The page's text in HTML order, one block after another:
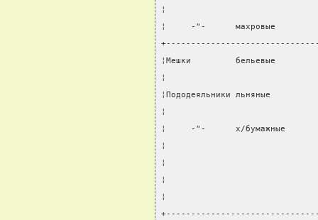
¦
¦     -"-      махровые
¦Мешки         бельевые
¦
¦Пододеяльники
¦
¦     -"-      х/бумажные
¦
¦
¦
¦